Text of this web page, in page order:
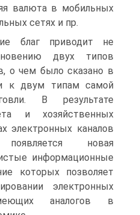
валюта в мобильных
сетях и пр.
благ приводит не
двух типов
о чем было сказано в
к двум типам самой
В результате
и хозяйственных
электронных каналов
появляется новая
информационные
которых позволяет
электронных
аналогов в